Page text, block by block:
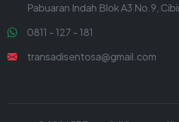
Pabuaran Indah Blok A3 No.9,
0811 - 127 - 181
transadisentosa@gmail.com